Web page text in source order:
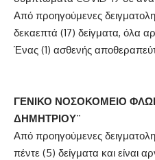
Από προηγούμενες
δεκαεπτά (17) δείγματα, όλα
Ένας (1) ασθενής
ΓΕΝΙΚΟ ΝΟΣΟΚΟΜΕΙΟ
ΔΗΜΗΤΡΙΟΥ¨
Από προηγούμενες
πέντε (5) δείγματα και είναι